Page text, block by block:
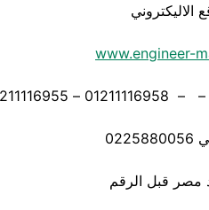
الاليكتروني
www.engineer-